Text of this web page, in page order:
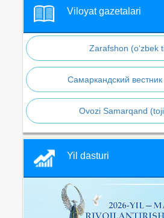
Viloyat gazetalari
Zarafshon (o‘zbek
Самаркандский
Ovozi Samarqand
Yil dasturi